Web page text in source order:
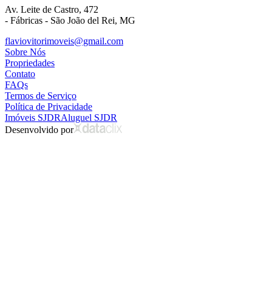
Av. Leite de Castro, 472
- Fábricas - São João del Rei, MG
flaviovitorimoveis@gmail.com
Sobre Nós
Propriedades
Contato
FAQs
Termos de Serviço
Política de Privacidade
Imóveis SJDRAluguel SJDR
Desenvolvido por